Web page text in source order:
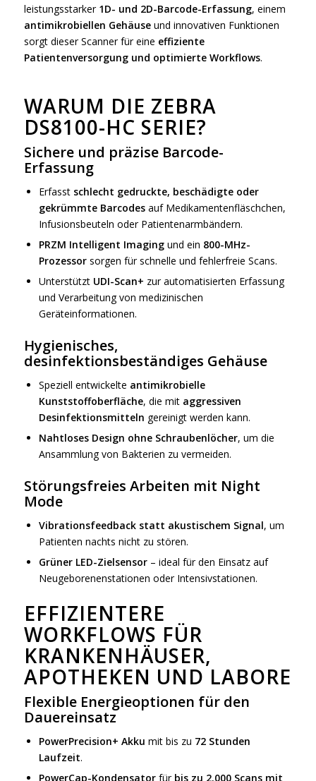
leistungsstarker 1D- und 2D-Barcode-Erfassung, einem
antimikrobiellen Gehäuseund innovativen Funktionen
sorgt dieser Scanner für eine effiziente
Patientenversorgung und optimierte Workflows.
WARUM DIE ZEBRA
DS8100-HC SERIE?
Sichere und präzise Barcode-
Erfassung
Erfasst schlecht gedruckte, beschädigte oder
gekrümmte Barcodesauf Medikamentenfläschchen,
Infusionsbeuteln oder Patientenarmbändern.
PRZM Intelligent Imagingund ein 800-MHz-
Prozessorsorgen für schnelle und fehlerfreie Scans.
Unterstützt UDI-Scan+ zur automatisierten Erfassung
und Verarbeitung von medizinischen
Geräteinformationen.
Hygienisches,
desinfektionsbeständiges Gehäuse
Speziell entwickelte antimikrobielle
Kunststoffoberfläche, die mit aggressiven
Desinfektionsmitteln gereinigt werden kann.
Nahtloses Design ohne Schraubenlöcher, um die
Ansammlung von Bakterien zu vermeiden.
Störungsfreies Arbeiten mit Night
Mode
Vibrationsfeedback statt akustischem Signal, um
Patienten nachts nicht zu stören.
Grüner LED-Zielsensor– ideal für den Einsatz auf
Neugeborenenstationen oder Intensivstationen.
EFFIZIENTERE
WORKFLOWS FÜR
KRANKENHÄUSER,
APOTHEKEN UND LABORE
Flexible Energieoptionen für den
Dauereinsatz
PowerPrecision+ Akku mit bis zu 72 Stunden
Laufzeit.
PowerCap-Kondensatorfür bis zu 2.000 Scans mit